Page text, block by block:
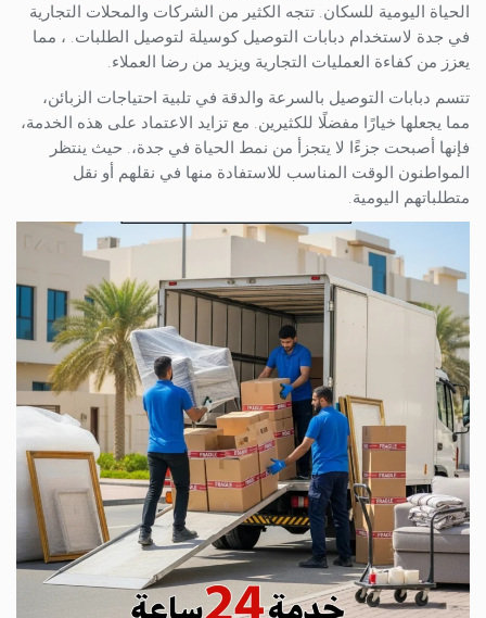
الحياة اليومية للسكان. تتجه الكثير من الشركات والمحلات التجارية
في جدة لاستخدام دبابات التوصيل كوسيلة لتوصيل الطلبات. ، مما
يعزز من كفاءة العمليات التجارية ويزيد من رضا العملاء.
تتسم دبابات التوصيل بالسرعة والدقة في تلبية احتياجات الزبائن،
مما يجعلها خيارًا مفضلًا للكثيرين. مع تزايد الاعتماد على هذه الخدمة،
فإنها أصبحت جزءًا لا يتجزأ من نمط الحياة في جدة،. حيث ينتظر
المواطنون الوقت المناسب للاستفادة منها في نقلهم أو نقل
متطلباتهم اليومية.